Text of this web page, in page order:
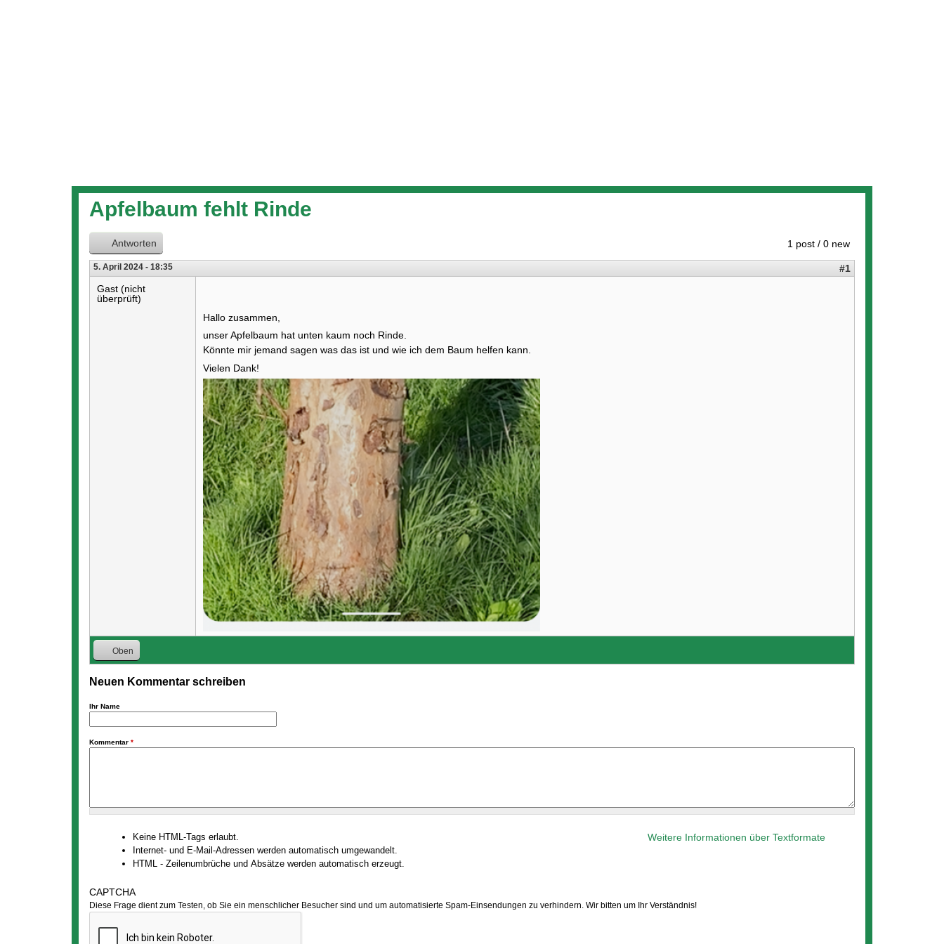
Apfelbaum fehlt Rinde
1 post / 0 new
Antworten
5. April 2024 - 18:35
#1
Gast (nicht
überprüft)
Hallo zusammen,
unser Apfelbaum hat unten kaum noch Rinde.
Könnte mir jemand sagen was das ist und wie ich dem Baum helfen kann.
Vielen Dank!
Oben
Neuen Kommentar schreiben
Ihr Name
Kommentar *
Weitere Informationen über Textformate
Keine HTML-Tags erlaubt.
Internet- und E-Mail-Adressen werden automatisch umgewandelt.
HTML - Zeilenumbrüche und Absätze werden automatisch erzeugt.
CAPTCHA
Diese Frage dient zum Testen, ob Sie ein menschlicher Besucher sind und um automatisierte Spam-Einsendungen zu verhindern. Wir bitten um Ihr Verständnis!